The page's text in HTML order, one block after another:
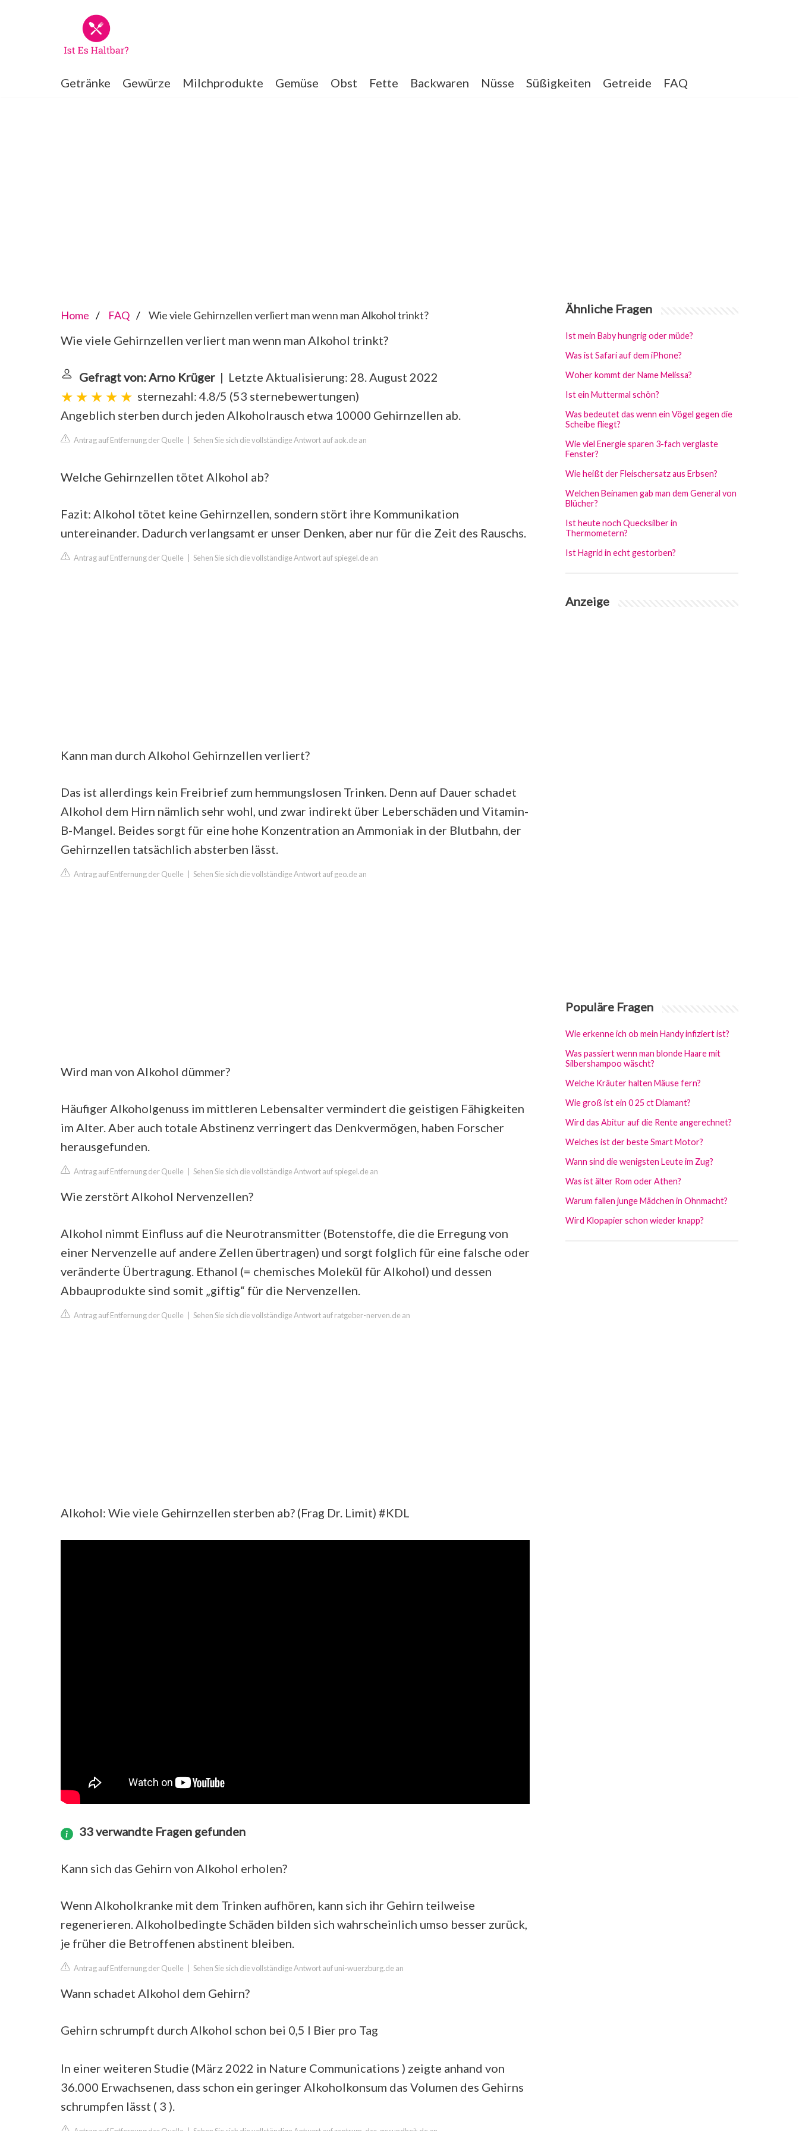
Getränke Gewürze Milchprodukte Gemüse Obst Fette Backwaren Nüsse Süßigkeiten Getreide FAQ
Home FAQ Wie viele Gehirnzellen verliert man wenn man Alkohol trinkt?
Wie viele Gehirnzellen verliert man wenn man Alkohol trinkt?
Gefragt von: Arno Krüger | Letzte Aktualisierung: 28. August 2022
sternezahl: 4.8/5 (53 sternebewertungen)
Angeblich sterben durch jeden Alkoholrausch etwa 10000 Gehirnzellen ab.
Antrag auf Entfernung der Quelle Sehen Sie sich die vollständige Antwort auf aok.de an
Welche Gehirnzellen tötet Alkohol ab?
Fazit: Alkohol tötet keine Gehirnzellen, sondern stört ihre Kommunikation
untereinander. Dadurch verlangsamt er unser Denken, aber nur für die Zeit des Rauschs.
Antrag auf Entfernung der Quelle Sehen Sie sich die vollständige Antwort auf spiegel.de an
Kann man durch Alkohol Gehirnzellen verliert?
Das ist allerdings kein Freibrief zum hemmungslosen Trinken. Denn auf Dauer schadet
Alkohol dem Hirn nämlich sehr wohl, und zwar indirekt über Leberschäden und Vitamin-
B-Mangel. Beides sorgt für eine hohe Konzentration an Ammoniak in der Blutbahn, der
Gehirnzellen tatsächlich absterben lässt.
Antrag auf Entfernung der Quelle Sehen Sie sich die vollständige Antwort auf geo.de an
Wird man von Alkohol dümmer?
Häufiger Alkoholgenuss im mittleren Lebensalter vermindert die geistigen Fähigkeiten
im Alter. Aber auch totale Abstinenz verringert das Denkvermögen, haben Forscher
herausgefunden.
Antrag auf Entfernung der Quelle Sehen Sie sich die vollständige Antwort auf spiegel.de an
Wie zerstört Alkohol Nervenzellen?
Alkohol nimmt Einfluss auf die Neurotransmitter (Botenstoffe, die die Erregung von
einer Nervenzelle auf andere Zellen übertragen) und sorgt folglich für eine falsche oder
veränderte Übertragung. Ethanol (= chemisches Molekül für Alkohol) und dessen
Abbauprodukte sind somit „giftig“ für die Nervenzellen.
Antrag auf Entfernung der Quelle Sehen Sie sich die vollständige Antwort auf ratgeber-nerven.de an
Alkohol: Wie viele Gehirnzellen sterben ab? (Frag Dr. Limit) #KDL
33 verwandte Fragen gefunden
Kann sich das Gehirn von Alkohol erholen?
Wenn Alkoholkranke mit dem Trinken aufhören, kann sich ihr Gehirn teilweise
regenerieren. Alkoholbedingte Schäden bilden sich wahrscheinlich umso besser zurück,
je früher die Betroffenen abstinent bleiben.
Antrag auf Entfernung der Quelle Sehen Sie sich die vollständige Antwort auf uni-wuerzburg.de an
Wann schadet Alkohol dem Gehirn?
Gehirn schrumpft durch Alkohol schon bei 0,5 l Bier pro Tag
In einer weiteren Studie (März 2022 in Nature Communications ) zeigte anhand von
36.000 Erwachsenen, dass schon ein geringer Alkoholkonsum das Volumen des Gehirns
schrumpfen lässt ( 3 ).
Ähnliche Fragen
Ist mein Baby hungrig oder müde?
Was ist Safari auf dem iPhone?
Woher kommt der Name Melissa?
Ist ein Muttermal schön?
Was bedeutet das wenn ein Vögel gegen die
Scheibe fliegt?
Wie viel Energie sparen 3-fach verglaste
Fenster?
Wie heißt der Fleischersatz aus Erbsen?
Welchen Beinamen gab man dem General von
Blücher?
Ist heute noch Quecksilber in
Thermometern?
Ist Hagrid in echt gestorben?
Anzeige
Populäre Fragen
Wie erkenne ich ob mein Handy infiziert ist?
Was passiert wenn man blonde Haare mit
Silbershampoo wäscht?
Welche Kräuter halten Mäuse fern?
Wie groß ist ein 0 25 ct Diamant?
Wird das Abitur auf die Rente angerechnet?
Welches ist der beste Smart Motor?
Wann sind die wenigsten Leute im Zug?
Was ist älter Rom oder Athen?
Warum fallen junge Mädchen in Ohnmacht?
Wird Klopapier schon wieder knapp?